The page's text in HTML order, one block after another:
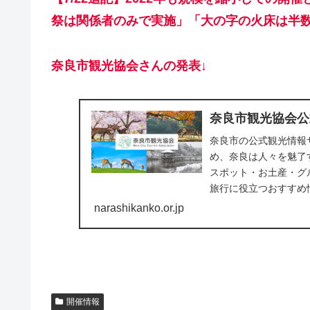
祭は関係者のみで実施」「大の字の火床は半
奈良市観光協会さんの発表↓
奈良市観光協会
奈良市の公式観光情
め、奈良は人々を魅
スポット・お土産・
旅行に役立つおすす
narashikanko.or.jp
開催情報